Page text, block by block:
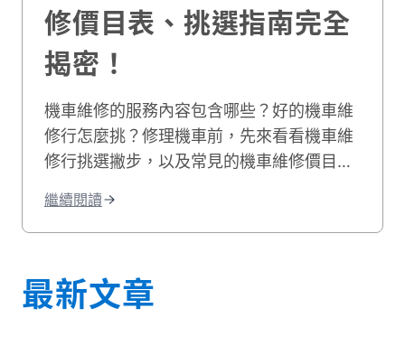
修價目表、挑選指南完全
揭密！
機車維修的服務內容包含哪些？好的機車維
修行怎麼挑？修理機車前，先來看看機車維
修行挑選撇步，以及常見的機車維修價目
你！
繼續閱讀
最新文章